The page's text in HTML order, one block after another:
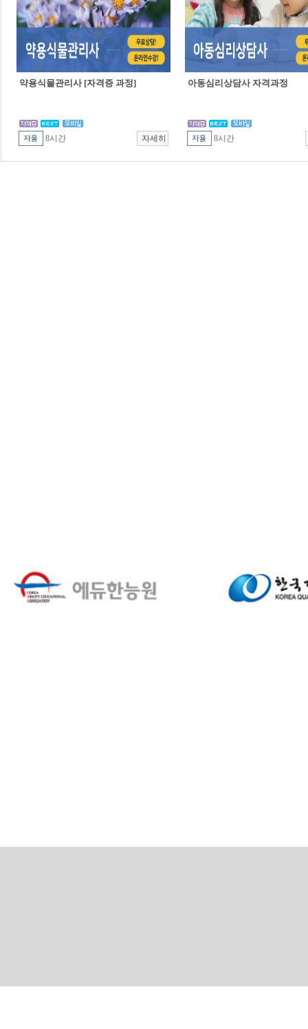
약용식물관리사 [자격증 과정]
8시간
아동심리상담사 자격과정
8시간